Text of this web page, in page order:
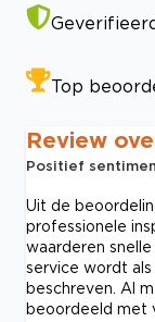
Top
Review
Positief
Uit de
professionele
waarderen
service wordt
beschreven. Al
beoordeeld met